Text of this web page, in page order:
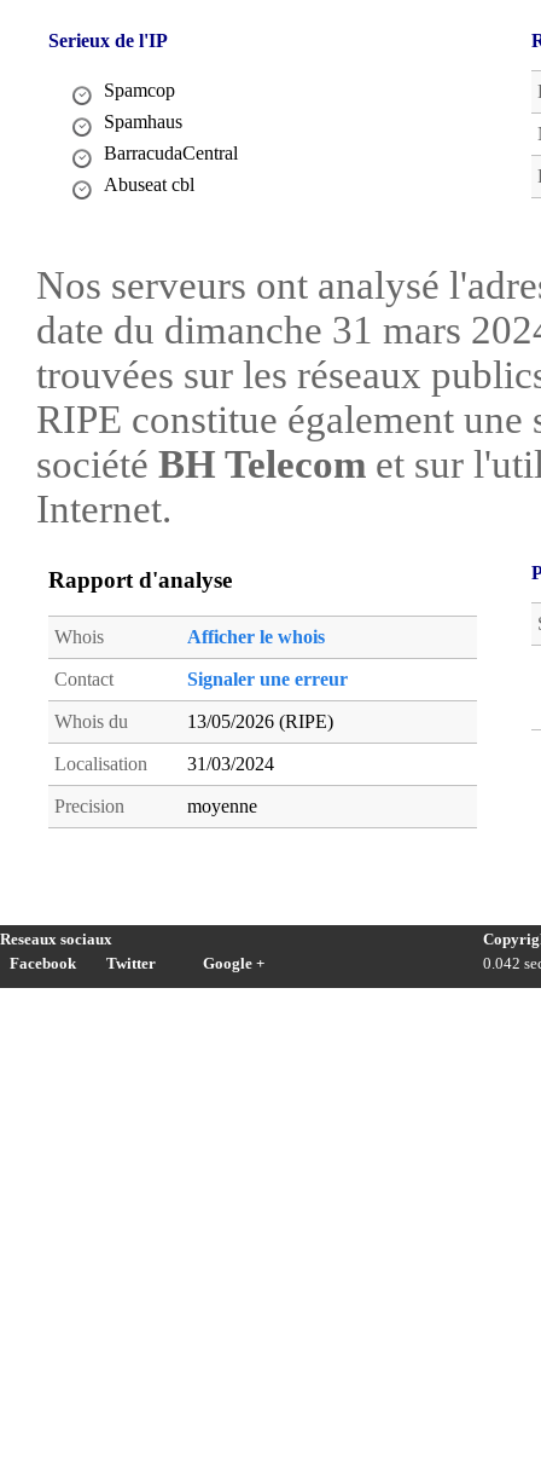
Serieux de l'IP
Spamcop
Spamhaus
BarracudaCentral
Abuseat cbl
Nos serveurs ont analysé
date du dimanche 31 mars
trouvées sur les réseaux
RIPE constitue également
société BH Telecom et sur
Internet.
Rapport d'analyse
Whois Afficher le whois
Contact Signaler une erreur
Whois du 13/05/2026 (RIPE)
Localisation 31/03/2024
Precision moyenne
Reseaux sociaux
Facebook
Twitter Google +
0.042